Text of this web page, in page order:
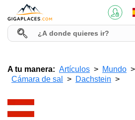
A tu manera: Artículos Mundo
Cámara de sal
Dachstein